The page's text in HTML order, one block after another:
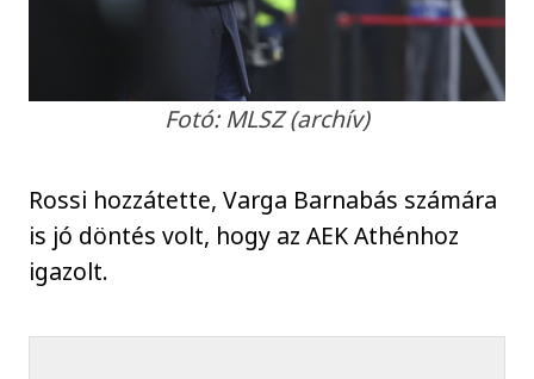
Fotó: MLSZ (archív)
Rossi hozzátette, Varga Barnabás számára
is jó döntés volt, hogy az AEK Athénhoz
igazolt.